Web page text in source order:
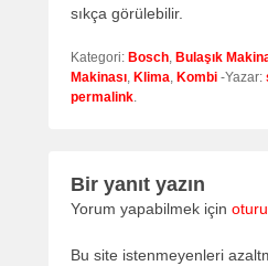
sıkça görülebilir.
Kategori: Bosch, Bulaşık
Makinası, Klima, Kombi -Yazar:
permalink.
Bir yanıt yazın
Yorum yapabilmek için
Bu site istenmeyenleri